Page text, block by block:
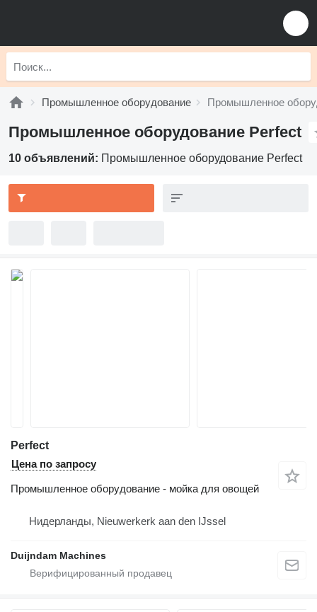
Промышленное оборудование Промышленное
Промышленное оборудование Perfect
10 объявлений: Промышленное оборудование Perfect
Perfect
Цена по запросу
Промышленное оборудование - мойка для овощей
Нидерланды, Nieuwerkerk aan den IJssel
Duijndam Machines